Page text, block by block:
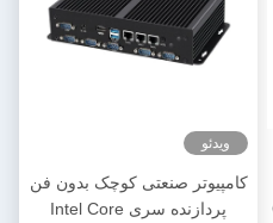
ویدئو
کامپیوتر صنعتی کوچک بدون فن
پردازنده سری Intel Core